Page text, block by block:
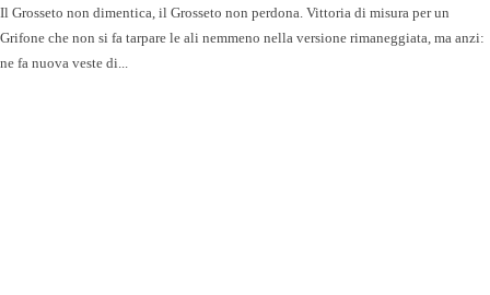
Il Grosseto non dimentica, il Grosseto non perdona. Vittoria di misura per un
Grifone che non si fa tarpare le ali nemmeno nella versione rimaneggiata, ma anzi:
ne fa nuova veste di...